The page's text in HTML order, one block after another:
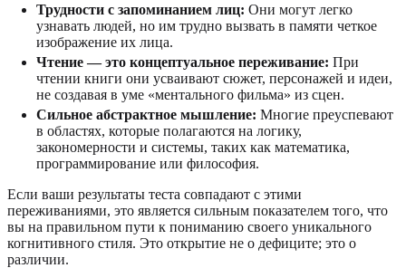
Трудности с запоминанием лиц: Они могут легко
узнавать людей, но им трудно вызвать в памяти четкое
изображение их лица.
Чтение — это концептуальное переживание: При
чтении книги они усваивают сюжет, персонажей и идеи,
не создавая в уме «ментального фильма» из сцен.
Сильное абстрактное мышление: Многие преуспевают
в областях, которые полагаются на логику,
закономерности и системы, таких как математика,
программирование или философия.
Если ваши результаты теста совпадают с этими
переживаниями, это является сильным показателем того, что
вы на правильном пути к пониманию своего уникального
когнитивного стиля. Это открытие не о дефиците; это о
различии.